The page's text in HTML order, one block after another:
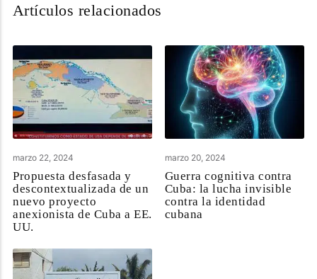
Artículos relacionados
marzo 22, 2024
Propuesta desfasada y
descontextualizada de un
nuevo proyecto
anexionista de Cuba a EE.
UU.
marzo 20, 2024
Guerra cognitiva contra
Cuba: la lucha invisible
contra la identidad
cubana